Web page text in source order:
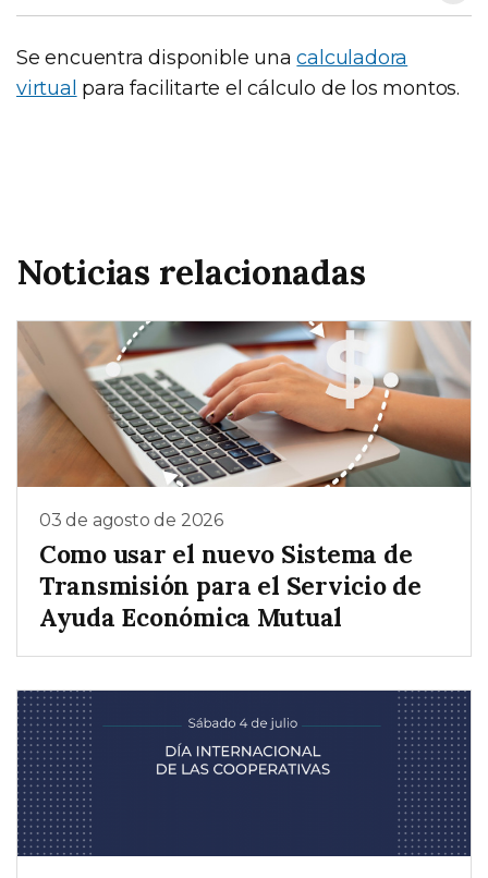
Se encuentra disponible unacalculadora
virtual para facilitarte el cálculo de los montos.
Noticias relacionadas
03 de agosto de 2026
Como usar el nuevo Sistema de
Transmisión para el Servicio de
Ayuda Económica Mutual